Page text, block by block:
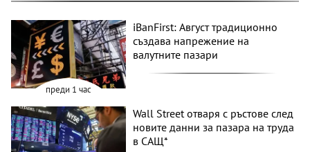
преди 1 час
iBanFirst: Август традиционно
създава напрежение на
валутните пазари
Wall Street отваря с ръстове след
новите данни за пазара на труда
в САЩ*